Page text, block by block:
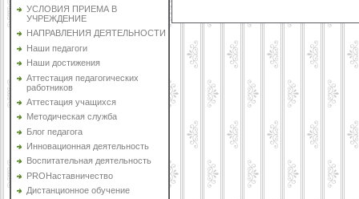
УСЛОВИЯ ПРИЕМА В
УЧРЕЖДЕНИЕ
НАПРАВЛЕНИЯ ДЕЯТЕЛЬНОСТИ
Наши педагоги
Наши достижения
Аттестация педагогических
работников
Аттестация учащихся
Методическая служба
Блог педагога
Инновационная деятельность
Воспитательная деятельность
PROНаставничество
Дистанционное обучение